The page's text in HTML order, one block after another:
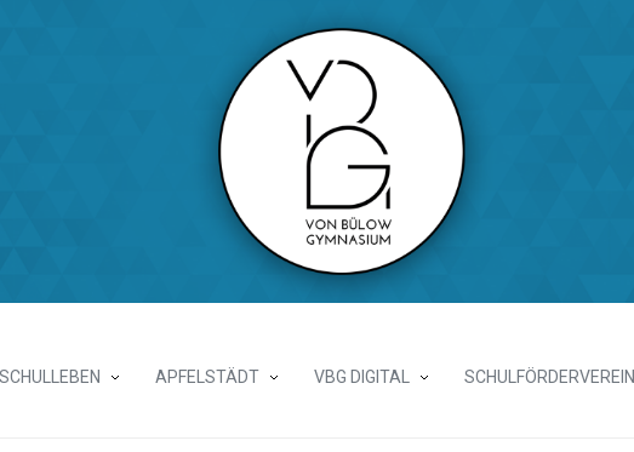
SCHULLEBEN APFELSTÄDT VBG DIGITAL SCHULFÖRDERVEREIN